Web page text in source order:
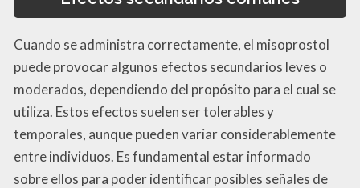
Cuando se administra correctamente, el misoprostol
puede provocar algunos efectos secundarios leves o
moderados, dependiendo del propósito para el cual se
utiliza. Estos efectos suelen ser tolerables y
temporales, aunque pueden variar considerablemente
entre individuos. Es fundamental estar informado
sobre ellos para poder identificar posibles señales de